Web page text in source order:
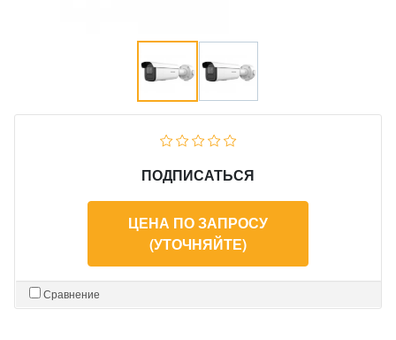
ПОДПИСАТЬСЯ
ЦЕНА ПО ЗАПРОСУ
(УТОЧНЯЙТЕ)
Сравнение